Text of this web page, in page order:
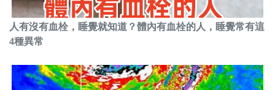
人有沒有血栓，睡覺就知道？體內有血栓的人，睡覺常有這
4種異常